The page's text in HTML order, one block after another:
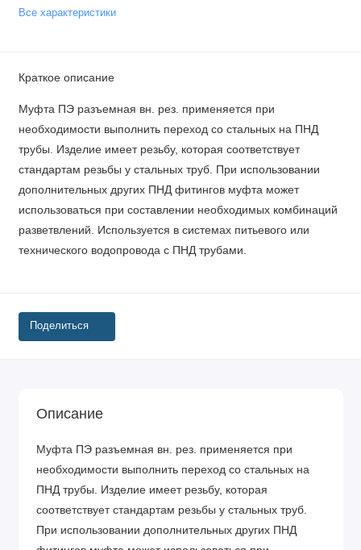
Все характеристики
Краткое описание
Муфта ПЭ разъемная вн. рез. применяется при
необходимости выполнить переход со стальных на ПНД
трубы. Изделие имеет резьбу, которая соответствует
стандартам резьбы у стальных труб. При использовании
дополнительных других ПНД фитингов муфта может
использоваться при составлении необходимых комбинаций
разветвлений. Используется в системах питьевого или
технического водопровода с ПНД трубами.
Поделиться
Описание
Муфта ПЭ разъемная вн. рез. применяется при
необходимости выполнить переход со стальных на
ПНД трубы. Изделие имеет резьбу, которая
соответствует стандартам резьбы у стальных труб.
При использовании дополнительных других ПНД